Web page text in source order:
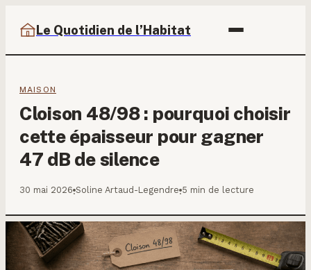
Le Quotidien de l’Habitat
MAISON
Cloison 48/98 : pourquoi choisir
cette épaisseur pour gagner
47 dB de silence
30 mai 2026·Soline Artaud-Legendre·5 min de lecture